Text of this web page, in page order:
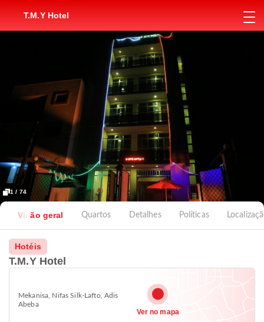
T.M.Y Hotel
1 / 74
Visão geral Quartos Detalhes Políticas
Hotéis
T.M.Y Hotel
Mekanisa, Nifas Silk-Lafto, Adis
Abeba
Ver no mapa